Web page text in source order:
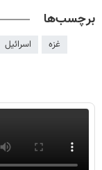
برچسب‌ها
غزه اسرائیل